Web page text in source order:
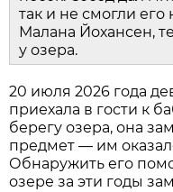
так и не смогли его
Малана Йохансен,
у озера.
20 июля 2026 года
приехала в гости к
берегу озера, она
предмет — им
Обнаружить его
озере за эти годы